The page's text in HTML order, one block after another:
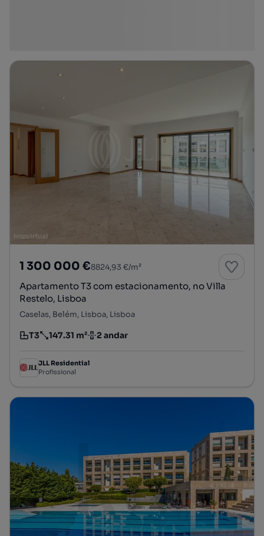
1 300 000 €8824,93 €/m²
Apartamento T3 com estacionamento, no Villa
Restelo, Lisboa
Caselas, Belém, Lisboa, Lisboa
Tipologia
T3
Preço por metro quadrado
147.31 m²
Andar 2 andar
JLL Residential
Profissional